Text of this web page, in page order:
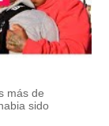
más de
sido